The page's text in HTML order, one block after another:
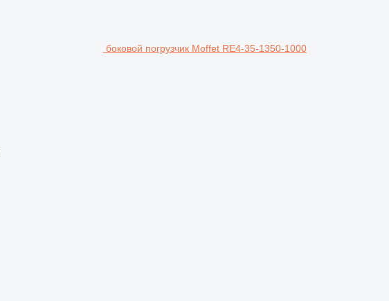
боковой погрузчик Moffet RE4-35-1350-1000